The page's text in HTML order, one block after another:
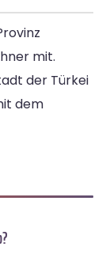
mit.
der Türkei
dem